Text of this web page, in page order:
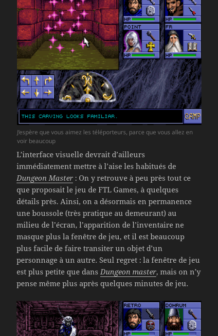
J’espère que vous aimez les téléporteurs, parce que vous allez en
voir beaucoup
L’interface visuelle devrait d’ailleurs
immédiatement mettre à l’aise les habitués de
Dungeon Master : On y retrouve à peu près tout ce
que proposait le jeu de FTL Games, à quelques
détails près. Ainsi, on a désormais en permanence
une boussole (très pratique au demeurant) au
milieu de l’écran, l’apparition de l’inventaire ne
masque plus la fenêtre de jeu, et il est beaucoup
plus facile de faire transiter un objet d’un
personnage à un autre. Seul regret : la fenêtre de jeu
est plus petite que dans Dungeon master, mais on n’y
pense même plus après quelques minutes de jeu.